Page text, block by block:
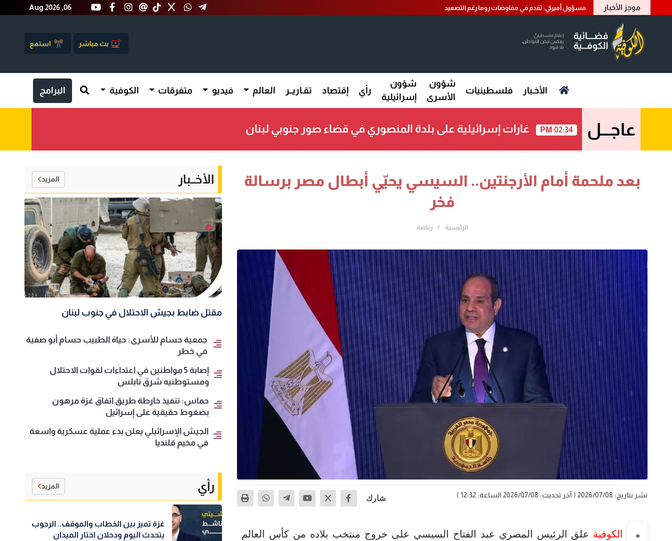
موجز الأخبار مسؤول أميركي: تقدم في مفاوضات روما رغم التصعيد Aug 2026 ,06
بث مباشر استمع
الأخـبار فلسطينيات
شؤون
الأسرى
شؤون
إسرائيلية
رأي إقتصاد تقـاريــر العالم فيديو متفرقات الكوفية البرامج
عاجـــل 02:34 PM غارات إسرائيلية على بلدة المنصوري في قضاء صور جنوبي لبنان
بعد ملحمة أمام الأرجنتين.. السيسي يحيّي أبطال مصر برسالة
فخر
الرئيسية رياضة
نشر بتاريخ: 2026/07/08 ( آخر تحديث: 2026/07/08 الساعة: 12:32 ) شارك
+
الكوفية علق الرئيس المصري عبد الفتاح السيسي على خروج منتخب بلاده من كأس العالم
الأخــبار المزيد
مقتل ضابط بجيش الاحتلال في جنوب لبنان
جمعية حسام للأسرى: حياة الطبيب حسام أبو صفية
في خطر
إصابة 5 مواطنين في اعتداءات لقوات الاحتلال
ومستوطنيه شرق نابلس
حماس: تنفيذ خارطة طريق اتفاق غزة مرهون
بضغوط حقيقية على إسرائيل
الجيش الإسرائيلي يعلن بدء عملية عسكرية واسعة
في مخيم قلنديا
رأي المزيد
غزة تميز بين الخطاب والموقف.. الرجوب
يتحدث اليوم ودحلان اختار الميدان